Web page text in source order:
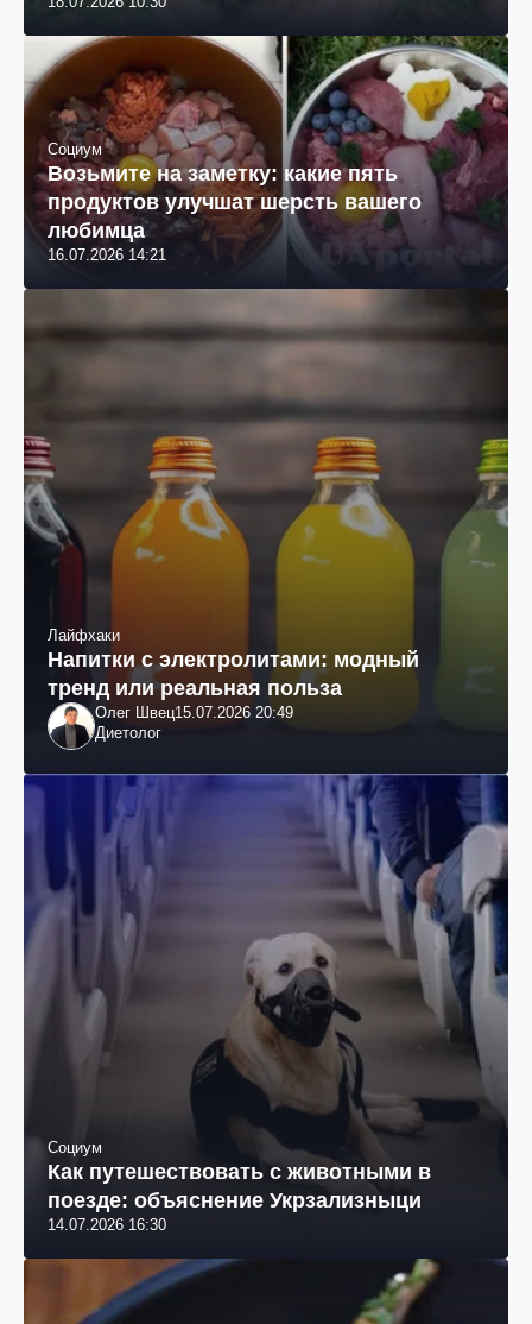
Социум
Возьмите на заметку: какие пять
продуктов улучшат шерсть вашего
любимца
16.07.2026 14:21
Лайфхаки
Напитки с электролитами: модный
тренд или реальная польза
Олег Швец15.07.2026 20:49
Диетолог
Социум
Как путешествовать с животными в
поезде: объяснение Укрзализныци
14.07.2026 16:30